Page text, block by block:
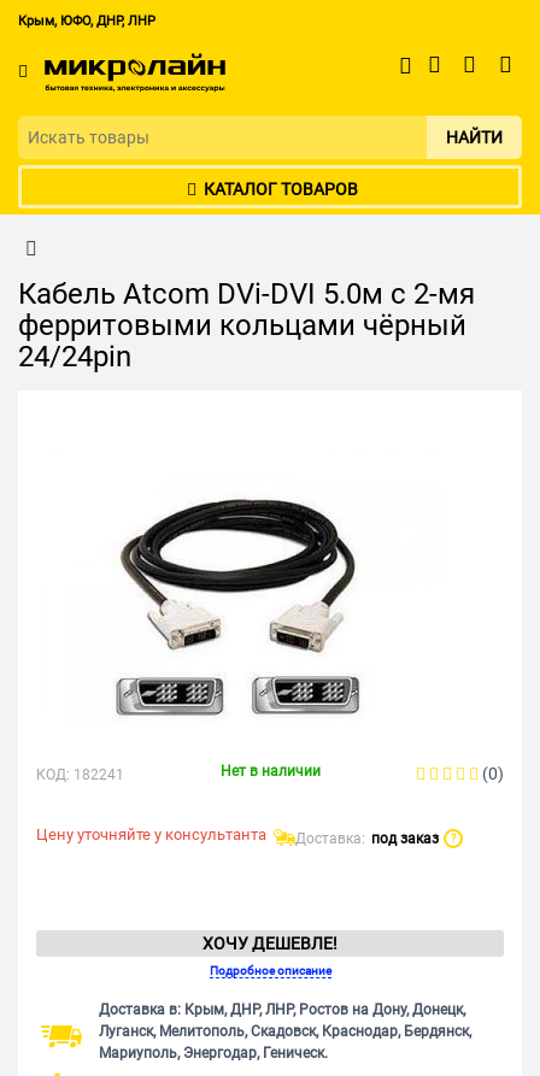
Крым, ЮФО, ДНР, ЛНР
НАЙТИ
КАТАЛОГ ТОВАРОВ
Кабель Atcom DVi-DVI 5.0м с 2-мя
ферритовыми кольцами чёрный
24/24pin
КОД: 182241 Нет в наличии (0)
Цену уточняйте у консультанта Доставка: под заказ ?
ХОЧУ ДЕШЕВЛЕ!
Подробное описание
Доставка в: Крым, ДНР, ЛНР, Ростов на Дону, Донецк,
Луганск, Мелитополь, Скадовск, Краснодар, Бердянск,
Мариуполь, Энергодар, Геническ.